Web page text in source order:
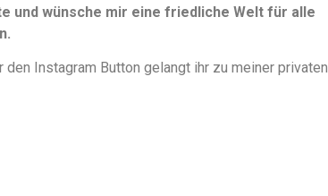
und wünsche mir eine friedliche Welt für alle
Instagram Button gelangt ihr zu meiner privaten